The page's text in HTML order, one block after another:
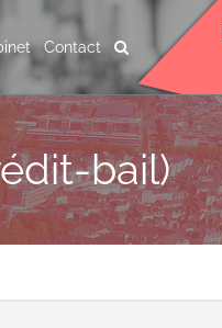
Contact
bail)